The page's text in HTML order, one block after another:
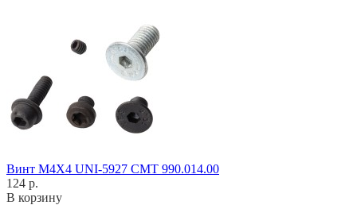
Винт M4X4 UNI-5927 CMT 990.014.00
124 р.
В корзину